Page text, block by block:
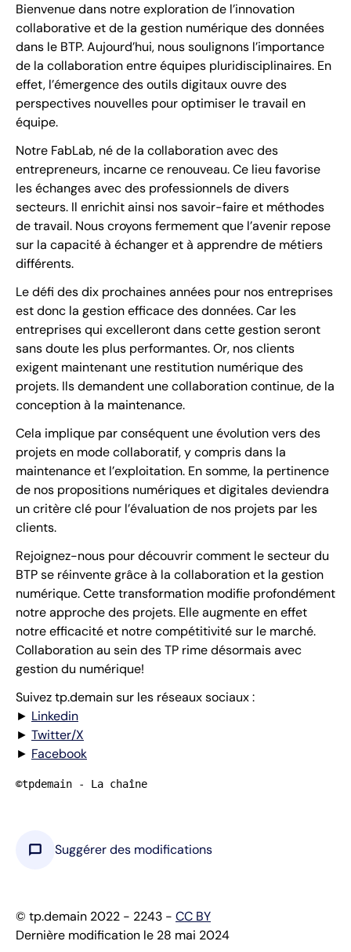
Bienvenue dans notre exploration de l’innovation
collaborative et de la gestion numérique des données
dans le BTP. Aujourd’hui, nous soulignons l’importance
de la collaboration entre équipes pluridisciplinaires. En
effet, l’émergence des outils digitaux ouvre des
perspectives nouvelles pour optimiser le travail en
équipe.
Notre FabLab, né de la collaboration avec des
entrepreneurs, incarne ce renouveau. Ce lieu favorise
les échanges avec des professionnels de divers
secteurs. Il enrichit ainsi nos savoir-faire et méthodes
de travail. Nous croyons fermement que l’avenir repose
sur la capacité à échanger et à apprendre de métiers
différents.
Le défi des dix prochaines années pour nos entreprises
est donc la gestion efficace des données. Car les
entreprises qui excelleront dans cette gestion seront
sans doute les plus performantes. Or, nos clients
exigent maintenant une restitution numérique des
projets. Ils demandent une collaboration continue, de la
conception à la maintenance.
Cela implique par conséquent une évolution vers des
projets en mode collaboratif, y compris dans la
maintenance et l’exploitation. En somme, la pertinence
de nos propositions numériques et digitales deviendra
un critère clé pour l’évaluation de nos projets par les
clients.
Rejoignez-nous pour découvrir comment le secteur du
BTP se réinvente grâce à la collaboration et la gestion
numérique. Cette transformation modifie profondément
notre approche des projets. Elle augmente en effet
notre efficacité et notre compétitivité sur le marché.
Collaboration au sein des TP rime désormais avec
gestion du numérique!
Suivez tp.demain sur les réseaux sociaux :
► Linkedin
► Twitter/X
► Facebook
©tpdemain - La chaîne
chat_bubble Suggérer des modifications
© tp.demain 2022 - 2243 - CC BY
Dernière modification le 28 mai 2024